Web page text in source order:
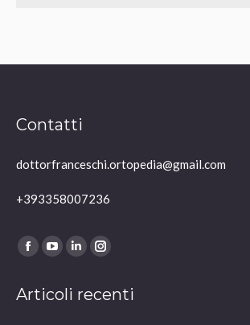
Contatti
dottorfranceschi.ortopedia@gmail.com
+393358007236
Ci puoi trovare su:
Facebook
opens
YouTube
opens
Linkedin
opens
Instagram
opens
Articoli recenti